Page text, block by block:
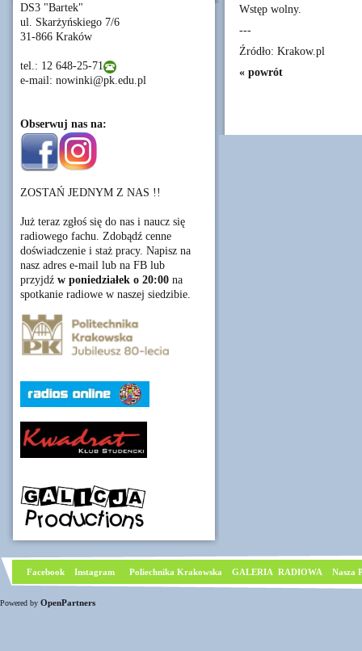
DS3 "Bartek"
ul. Skarżyńskiego 7/6
31-866 Kraków
tel.: 12 648-25-71
e-mail: nowinki@pk.edu.pl
Obserwuj nas na:
ZOSTAŃ JEDNYM Z NAS !!
Już teraz zgłoś się do nas i naucz się
radiowego fachu. Zdobądź cenne
doświadczenie i staż pracy. Napisz na
nasz adres e-mail lub na FB lub
przyjdź w poniedziałek o 20:00 na
spotkanie radiowe w naszej siedzibie.
Wstęp wolny.
---
Źródło: Krakow.pl
« powrót
Facebook Instagram Poliechnika Krakowska GALERIA RADIOWA Nasza
Powered by OpenPartners